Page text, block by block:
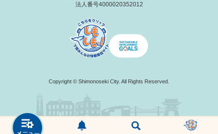
法人番号4000020352012
Copyright © Shimonoseki City. All Rights Reserved.